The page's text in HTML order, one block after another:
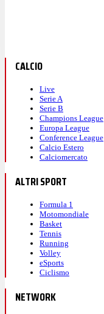
CALCIO
Live
Serie A
Serie B
Champions League
Europa League
Conference League
Calcio Estero
Calciomercato
ALTRI SPORT
Formula 1
Motomondiale
Basket
Tennis
Running
Volley
eSports
Ciclismo
NETWORK